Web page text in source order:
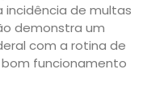
incidência de multas
demonstra um
com a rotina de
funcionamento